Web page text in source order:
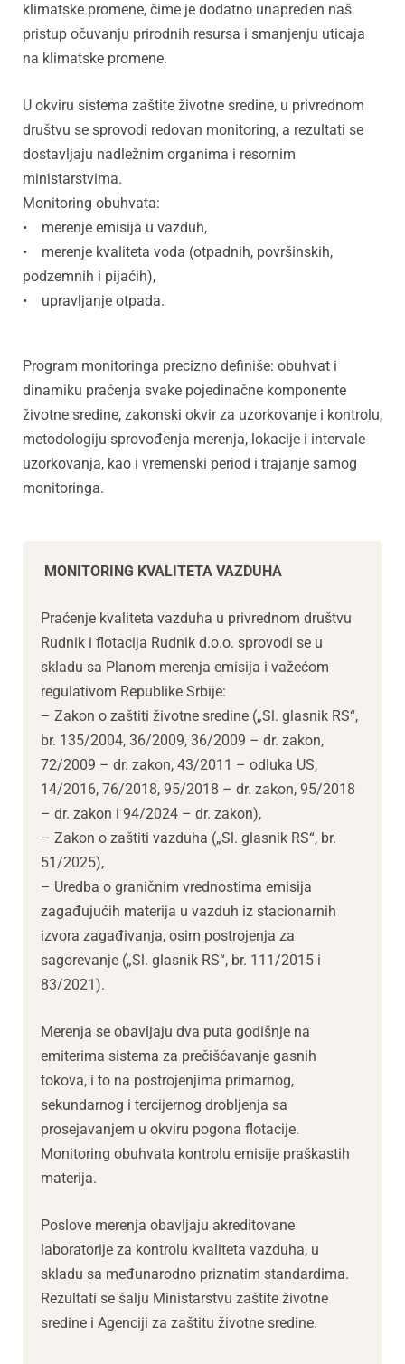
klimatske promene, čime je dodatno unapređen naš
pristup očuvanju prirodnih resursa i smanjenju uticaja
na klimatske promene.
U okviru sistema zaštite životne sredine, u privrednom
društvu se sprovodi redovan monitoring, a rezultati se
dostavljaju nadležnim organima i resornim
ministarstvima.
Monitoring obuhvata:
• merenje emisija u vazduh,
• merenje kvaliteta voda (otpadnih, površinskih,
podzemnih i pijaćih),
• upravljanje otpada.
Program monitoringa precizno definiše: obuhvat i
dinamiku praćenja svake pojedinačne komponente
životne sredine, zakonski okvir za uzorkovanje i kontrolu,
metodologiju sprovođenja merenja, lokacije i intervale
uzorkovanja, kao i vremenski period i trajanje samog
monitoringa.
MONITORING KVALITETA VAZDUHA
Praćenje kvaliteta vazduha u privrednom društvu
Rudnik i flotacija Rudnik d.o.o. sprovodi se u
skladu sa Planom merenja emisija i važećom
regulativom Republike Srbije:
– Zakon o zaštiti životne sredine („Sl. glasnik RS“,
br. 135/2004, 36/2009, 36/2009 – dr. zakon,
72/2009 – dr. zakon, 43/2011 – odluka US,
14/2016, 76/2018, 95/2018 – dr. zakon, 95/2018
– dr. zakon i 94/2024 – dr. zakon),
– Zakon o zaštiti vazduha („Sl. glasnik RS“, br.
51/2025),
– Uredba o graničnim vrednostima emisija
zagađujućih materija u vazduh iz stacionarnih
izvora zagađivanja, osim postrojenja za
sagorevanje („Sl. glasnik RS“, br. 111/2015 i
83/2021).
Merenja se obavljaju dva puta godišnje na
emiterima sistema za prečišćavanje gasnih
tokova, i to na postrojenjima primarnog,
sekundarnog i tercijernog drobljenja sa
prosejavanjem u okviru pogona flotacije.
Monitoring obuhvata kontrolu emisije praškastih
materija.
Poslove merenja obavljaju akreditovane
laboratorije za kontrolu kvaliteta vazduha, u
skladu sa međunarodno priznatim standardima.
Rezultati se šalju Ministarstvu zaštite životne
sredine i Agenciji za zaštitu životne sredine.